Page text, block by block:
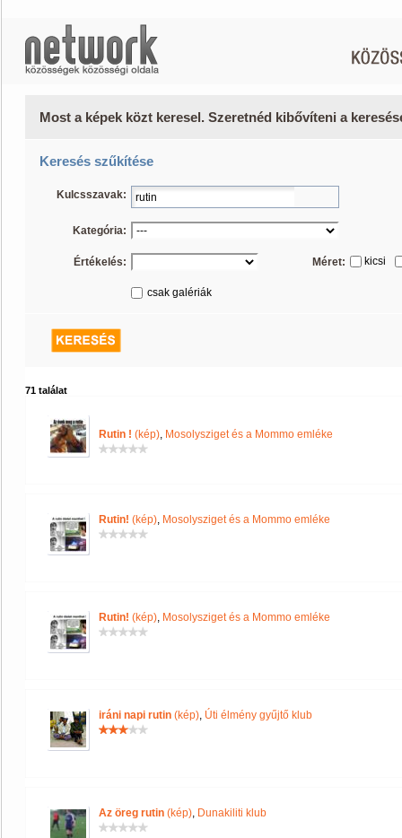
Most a képek közt keresel. Szeretnéd kibővíteni a
Keresés szűkítése
Kulcsszavak:
Kategória:
Értékelés: Méret: kicsi
csak galériák
71 találat
Rutin ! (kép), Mosolysziget és a Mommo emléke
Rutin! (kép), Mosolysziget és a Mommo emléke
Rutin! (kép), Mosolysziget és a Mommo emléke
iráni napi rutin (kép), Úti élmény gyűjtő klub
Az öreg rutin (kép), Dunakiliti klub